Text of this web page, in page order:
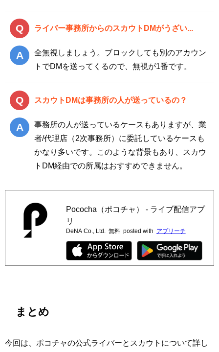
ライバー事務所からのスカウトDMがうざい...
全無視しましょう。ブロックしても別のアカウン
トでDMを送ってくるので、無視が1番です。
スカウトDMは事務所の人が送っているの？
事務所の人が送っているケースもありますが、業
者/代理店（2次事務所）に委託しているケースも
かなり多いです。このような背景もあり、スカウ
トDM経由での所属はおすすめできません。
Pococha（ポコチャ） - ライブ配信アプ
リ
DeNA Co., Ltd. 無料 posted with アプリーチ
まとめ
今回は、ポコチャの公式ライバーとスカウトについて詳し